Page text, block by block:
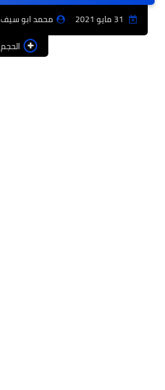
محمد ابو سيف
الحجم